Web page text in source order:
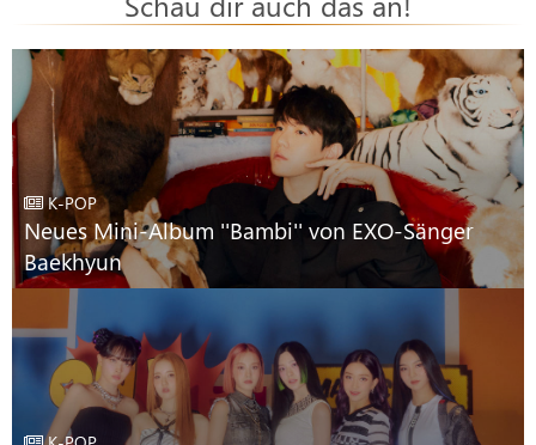
K-POP
Neues Mini-Album ''Bambi'' von EXO-Sänger
Baekhyun